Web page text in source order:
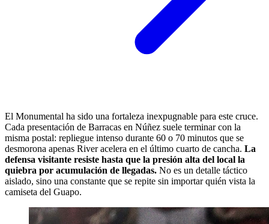
El Monumental ha sido una fortaleza inexpugnable para este cruce.
Cada presentación de Barracas en Núñez suele terminar con la
misma postal: repliegue intenso durante 60 o 70 minutos que se
desmorona apenas River acelera en el último cuarto de cancha. La
defensa visitante resiste hasta que la presión alta del local la
quiebra por acumulación de llegadas. No es un detalle táctico
aislado, sino una constante que se repite sin importar quién vista la
camiseta del Guapo.